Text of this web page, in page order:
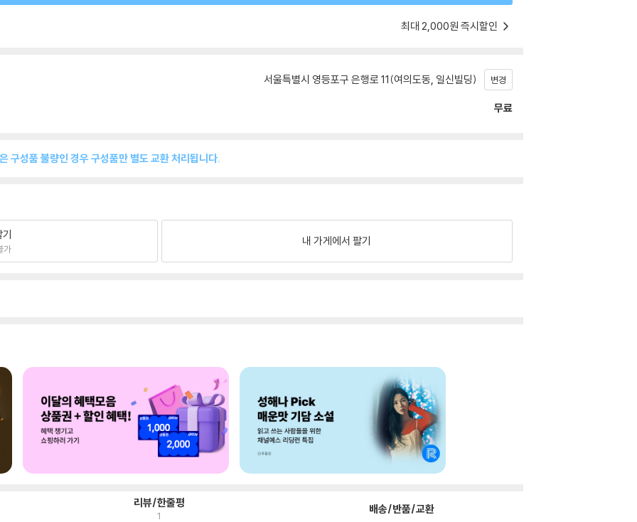
최대 2,000원 즉시할인
서울특별시 영등포구 은행로 11(여의도동, 일신빌딩) 변경
무료
구성품 불량인 경우 구성품만 별도 교환 처리됩니다.
가
내 가게에서 팔기
리뷰/한줄평
1 배송/반품/교환